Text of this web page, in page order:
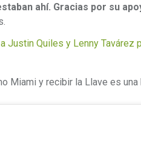
ahí. Gracias por su
Justin Quiles y Lenny Tavárez
Miami y recibir la Llave es una